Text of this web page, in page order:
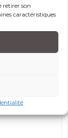
retirer son
caractéristiques
formation.
aux